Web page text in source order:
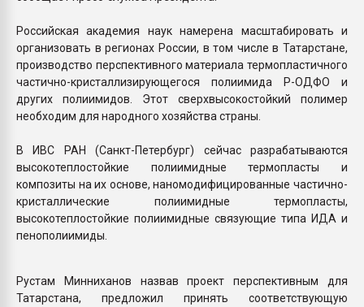
Российская академия наук намерена масштабировать и
организовать в регионах России, в том числе в Татарстане,
производство перспективного материала термопластичного
частично-кристаллизирующегося полиимида Р-ОДФО и
других полиимидов. Этот сверхвысокостойкий полимер
необходим для народного хозяйства страны.
В ИВС РАН (Санкт-Петербург) сейчас разрабатываются
высокотеплостойкие полиимидные термопласты и
композиты на их основе, наномодифицированные частично-
кристаллические полиимидные термопласты,
высокотеплостойкие полиимидные связующие типа ИДА и
пенополиимиды.
Рустам Минниханов назвав проект перспективным для
Татарстана, предложил принять соответствующую